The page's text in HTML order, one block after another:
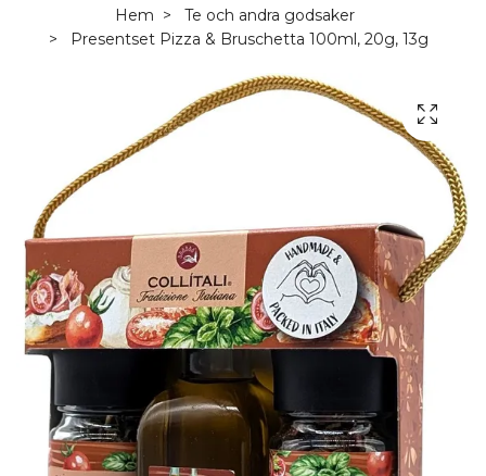
Hem
Te och andra godsaker
Presentset Pizza & Bruschetta 100ml, 20g, 13g